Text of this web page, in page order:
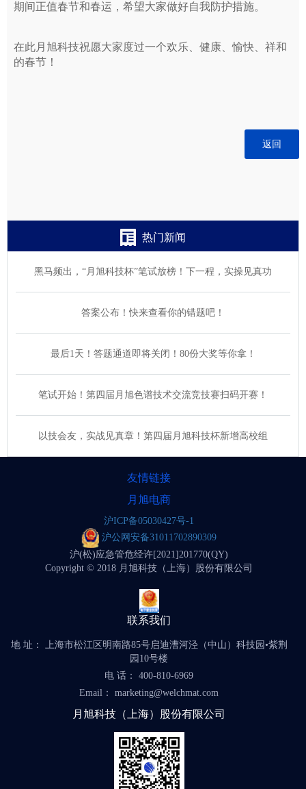
期间正值春节和春运，希望大家做好自我防护措施。
在此月旭科技祝愿大家度过一个欢乐、健康、愉快、祥和
的春节！
返回
热门新闻
黑马频出，“月旭科技杯”笔试放榜！下一程，实操见真功
答案公布！快来查看你的错题吧！
最后1天！答题通道即将关闭！80份大奖等你拿！
笔试开始！第四届月旭色谱技术交流竞技赛扫码开赛！
以技会友，实战见真章！第四届月旭科技杯新增高校组
友情链接
月旭电商
沪ICP备05030427号-1
沪公网安备31011702890309
沪(松)应急管危经许[2021]201770(QY)
Copyright © 2018 月旭科技（上海）股份有限公司
联系我们
地 址： 上海市松江区明南路85号启迪漕河泾（中山）科技园•紫荆
园10号楼
电 话： 400-810-6969
Email： marketing@welchmat.com
月旭科技（上海）股份有限公司